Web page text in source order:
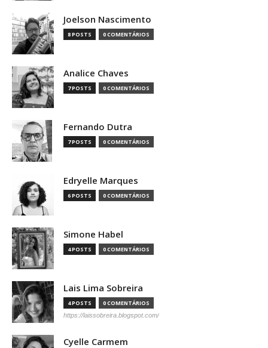
Joelson Nascimento
8 POSTS 0 COMENTÁRIOS
Analice Chaves
7 POSTS 0 COMENTÁRIOS
Fernando Dutra
7 POSTS 0 COMENTÁRIOS
Edryelle Marques
6 POSTS 0 COMENTÁRIOS
Simone Habel
4 POSTS 0 COMENTÁRIOS
Lais Lima Sobreira
4 POSTS 0 COMENTÁRIOS
https://laissobreira.blogspot.com/
Cyelle Carmem